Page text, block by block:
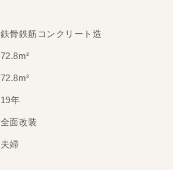
鉄骨鉄筋コンクリート造
72.8m²
72.8m²
19年
全面改装
夫婦